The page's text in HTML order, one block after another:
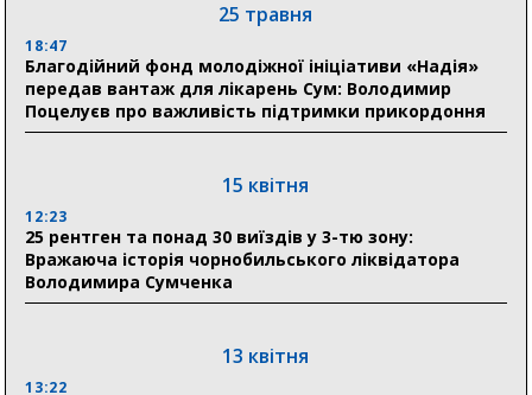
Сумщини пояснив, як отримати допомогу на зиму
17:52
«Укрексімбанк» припиняє виплату пенсій: у
Пенсійному фонді Сумщини пояснили, що робити
людям
відзнаки «Почесного громадянина міста Суми»
30 липня
Сумська клінічна лікарня Святого Пантелеймона
25 травня
18:47
Благодійний фонд молодіжної ініціативи «Надія»
передав вантаж для лікарень Сум: Володимир
Поцелуєв про важливість підтримки прикордоння
15 квітня
12:23
25 рентген та понад 30 виїздів у 3-тю зону:
Вражаюча історія чорнобильського ліквідатора
Володимира Сумченка
13 квітня
13:22